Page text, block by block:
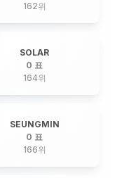
162위
SOLAR
0 표
164위
SEUNGMIN
0 표
166위